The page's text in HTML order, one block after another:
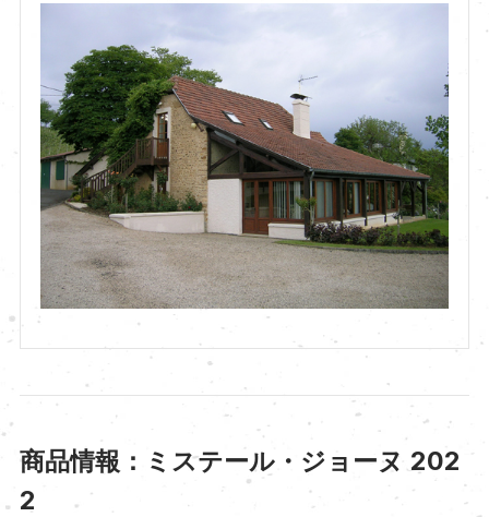
商品情報：ミステール・ジョーヌ 202
2